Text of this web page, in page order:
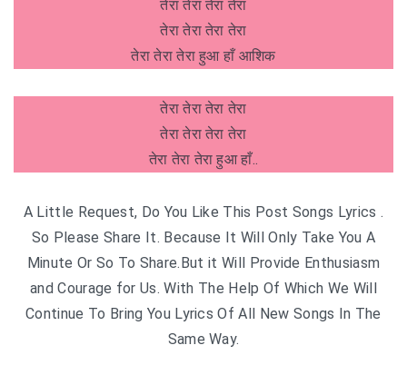
तेरा तेरा तेरा तेरा
तेरा तेरा तेरा तेरा
तेरा तेरा तेरा हुआ हाँ आशिक
तेरा तेरा तेरा तेरा
तेरा तेरा तेरा तेरा
तेरा तेरा तेरा हुआ हाँ..
A Little Request, Do You Like This Post Songs Lyrics .
So Please Share It. Because It Will Only Take You A
Minute Or So To Share.But it Will Provide Enthusiasm
and Courage for Us. With The Help Of Which We Will
Continue To Bring You Lyrics Of All New Songs In The
Same Way.